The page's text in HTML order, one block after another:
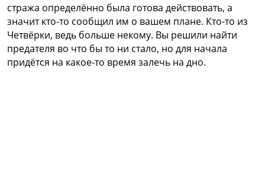
стража определённо была готова действовать, а
значит кто-то сообщил им о вашем плане. Кто-то из
Четвёрки, ведь больше некому. Вы решили найти
предателя во что бы то ни стало, но для начала
придётся на какое-то время залечь на дно.